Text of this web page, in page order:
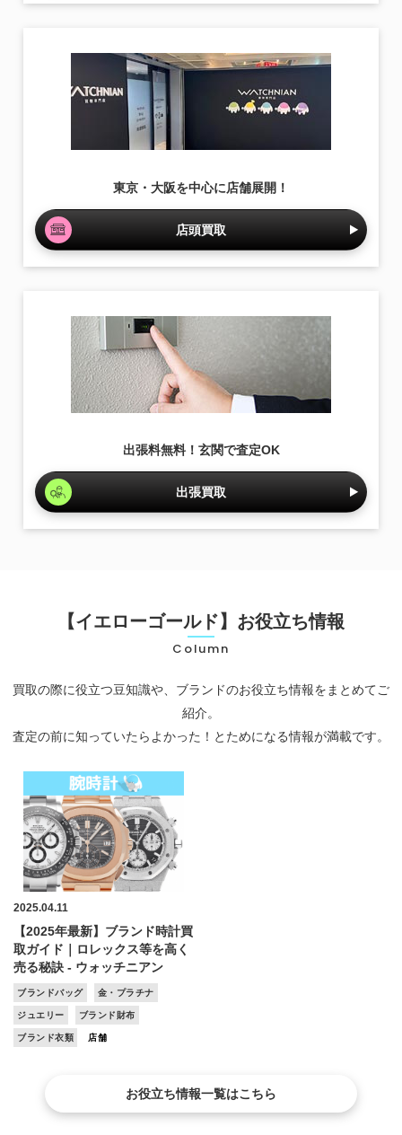
東京・大阪を中心に店舗展開！
店頭買取
出張料無料！玄関で査定OK
出張買取
【イエローゴールド】お役立ち情報
Column
買取の際に役立つ豆知識や、ブランドのお役立ち情報をまとめてご
紹介。
査定の前に知っていたらよかった！とためになる情報が満載です。
2025.04.11
【2025年最新】ブランド時計買
取ガイド｜ロレックス等を高く
売る秘訣 - ウォッチニアン
ブランドバッグ 金・プラチナ
ジュエリー ブランド財布
ブランド衣類 店舗
お役立ち情報一覧はこちら